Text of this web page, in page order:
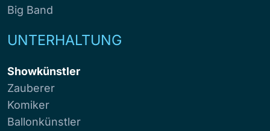
Big Band
UNTERHALTUNG
Showkünstler
Zauberer
Komiker
Ballonkünstler